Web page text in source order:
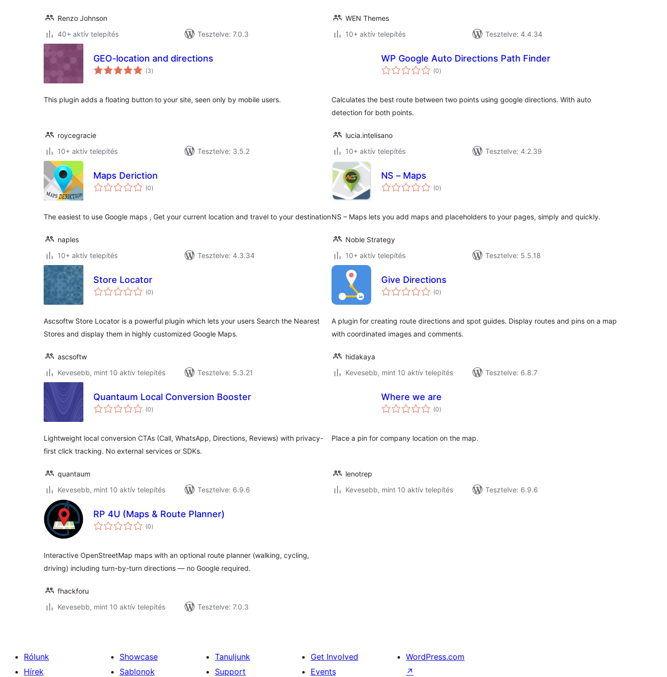
Renzo Johnson
40+ aktív telepítés
Tesztelve: 7.0.3
WEN Themes
10+ aktív telepítés
Tesztelve: 4.4.34
GEO-location and directions
(3értékelés
összesen
)
This plugin adds a floating button to your site, seen only by mobile users.
roycegracie
10+ aktív telepítés
Tesztelve: 3.5.2
WP Google Auto Directions Path Finder
(0értékelés
összesen
)
Calculates the best route between two points using google directions. With auto
detection for both points.
lucia.intelisano
10+ aktív telepítés
Tesztelve: 4.2.39
Maps Deriction
(0értékelés
összesen
)
The easiest to use Google maps , Get your current location and travel to your destination
naples
10+ aktív telepítés
Tesztelve: 4.3.34
NS – Maps
(0értékelés
összesen
)
NS – Maps lets you add maps and placeholders to your pages, simply and quickly.
Noble Strategy
10+ aktív telepítés
Tesztelve: 5.5.18
Store Locator
(0értékelés
összesen
)
Ascsoftw Store Locator is a powerful plugin which lets your users Search the Nearest
Stores and display them in highly customized Google Maps.
ascsoftw
Kevesebb, mint 10 aktív telepítés
Tesztelve: 5.3.21
Give Directions
(0értékelés
összesen
)
A plugin for creating route directions and spot guides. Display routes and pins on a map
with coordinated images and comments.
hidakaya
Kevesebb, mint 10 aktív telepítés
Tesztelve: 6.8.7
Quantaum Local Conversion Booster
(0értékelés
összesen
)
Lightweight local conversion CTAs (Call, WhatsApp, Directions, Reviews) with privacy-
first click tracking. No external services or SDKs.
quantaum
Kevesebb, mint 10 aktív telepítés
Tesztelve: 6.9.6
Where we are
(0értékelés
összesen
)
Place a pin for company location on the map.
lenotrep
Kevesebb, mint 10 aktív telepítés
Tesztelve: 6.9.6
RP 4U (Maps & Route Planner)
(0értékelés
összesen
)
Interactive OpenStreetMap maps with an optional route planner (walking, cycling,
driving) including turn-by-turn directions — no Google required.
fhackforu
Kevesebb, mint 10 aktív telepítés
Tesztelve: 7.0.3
Rólunk
Hírek
Showcase
Sablonok
Tanuljunk
Support
Get Involved
Events
WordPress.com
↗